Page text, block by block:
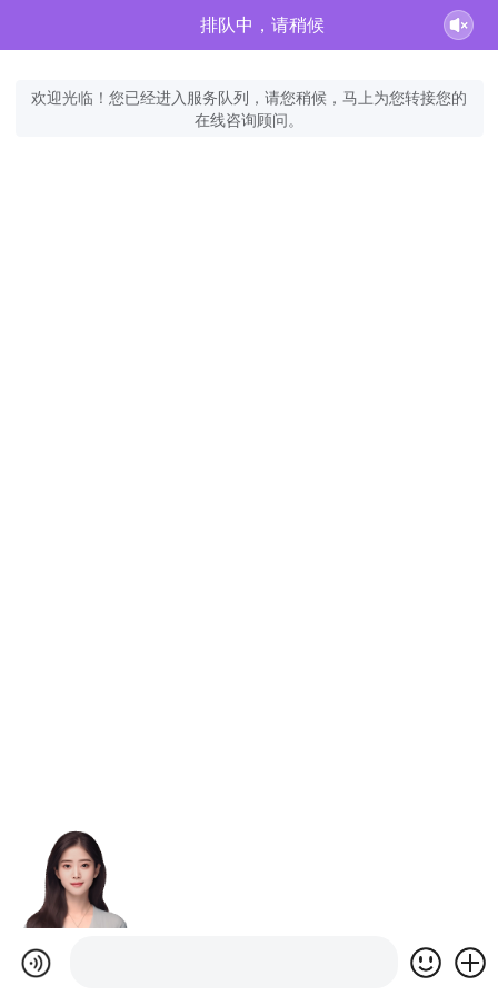
排队中，请稍候
欢迎光临！您已经进入服务队列，请您稍候，马上为您转接您的
在线咨询顾问。